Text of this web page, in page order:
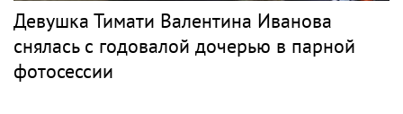
Девушка Тимати Валентина Иванова
снялась с годовалой дочерью в парной
фотосессии